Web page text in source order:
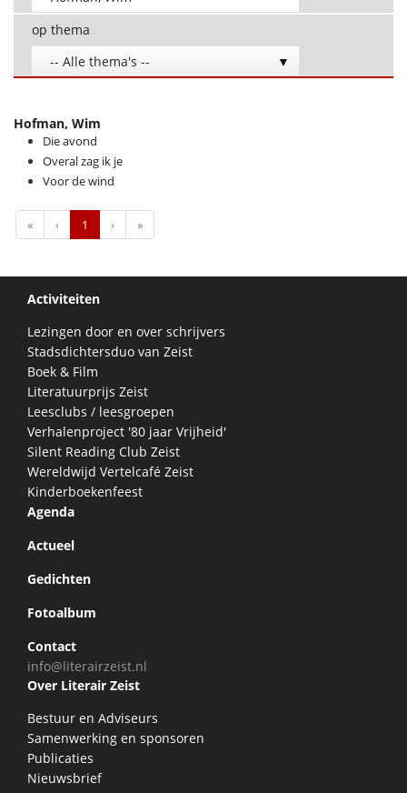
op thema
-- Alle thema's --
Hofman, Wim
Die avond
Overal zag ik je
Voor de wind
«First ‹Previous
1 ›Next»Last
Activiteiten
Lezingen door en over schrijvers
Stadsdichtersduo van Zeist
Boek & Film
Literatuurprijs Zeist
Leesclubs / leesgroepen
Verhalenproject '80 jaar Vrijheid'
Silent Reading Club Zeist
Wereldwijd Vertelcafé Zeist
Kinderboekenfeest
Agenda
Actueel
Gedichten
Fotoalbum
Contact
info@literairzeist.nl
Over Literair Zeist
Bestuur en Adviseurs
Samenwerking en sponsoren
Publicaties
Nieuwsbrief